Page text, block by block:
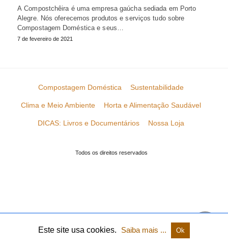
A Compostchêira é uma empresa gaúcha sediada em Porto
Alegre. Nós oferecemos produtos e serviços tudo sobre
Compostagem Doméstica e seus…
7 de fevereiro de 2021
Compostagem Doméstica Sustentabilidade
Clima e Meio Ambiente Horta e Alimentação Saudável
DICAS: Livros e Documentários Nossa Loja
Todos os direitos reservados
Este site usa cookies. Saiba mais ... Ok